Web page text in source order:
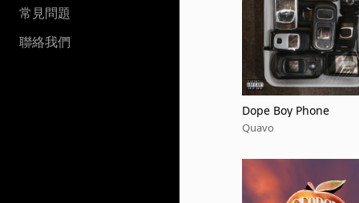
常見問題
聯絡我們
Dope Boy Phone
Quavo